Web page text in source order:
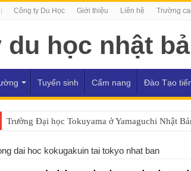
Công ty Du Học Giới thiệu Liên hệ Trường
Tuyển sinh Cẩm nang Đào Tạo
Trường Đại học Tokuyama ở Yamaguchi Nhật
dai hoc kokugakuin tai tokyo nhat ban